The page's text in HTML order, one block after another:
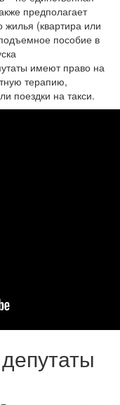
предполагает
жилья (квартира или
пособие в
имеют право на
терапию,
поездки на такси.